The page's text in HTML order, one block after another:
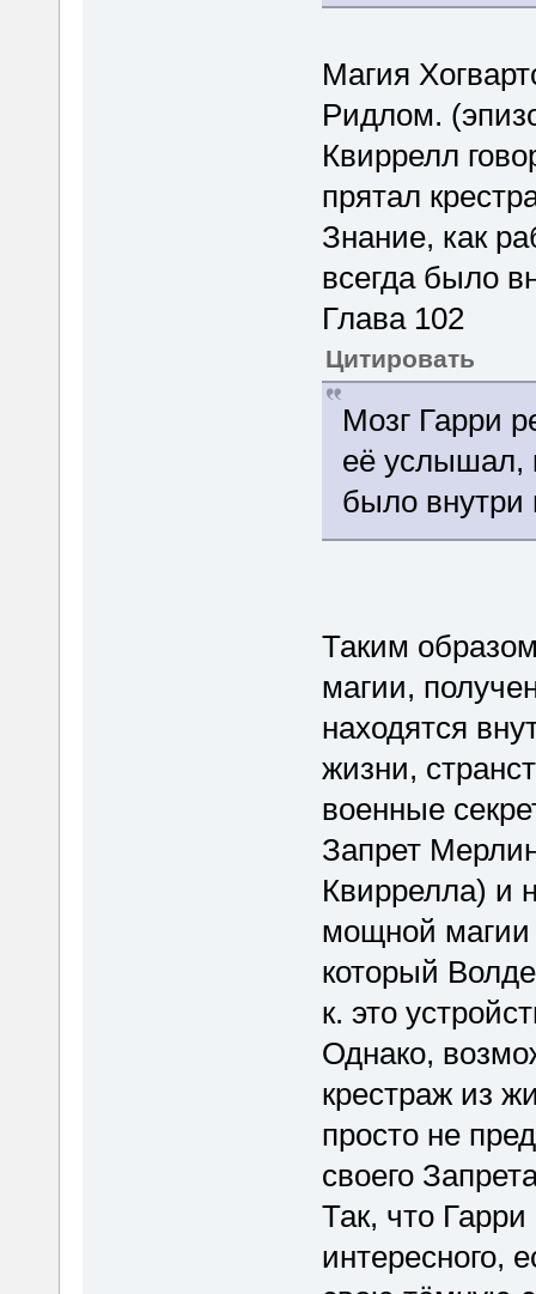
Магия
Ридлом.
Квиррелл
прятал
Знание, как
всегда было
Глава 102
Цитировать
Мозг Гарри
её услышал,
было внутри
Таким
магии,
находятся
жизни,
военные
Запрет
Квиррелла) и
мощной магии
который
к. это
Однако,
крестраж из
просто не
своего
Так, что
интересного,